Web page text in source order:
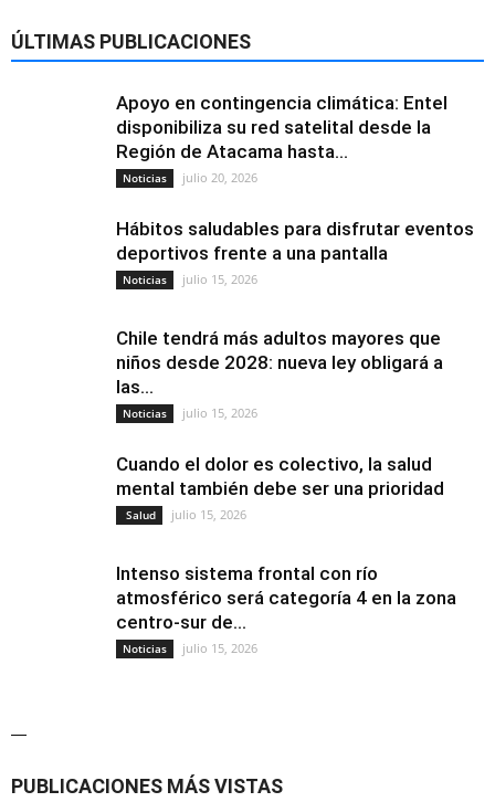
ÚLTIMAS PUBLICACIONES
Apoyo en contingencia climática: Entel
disponibiliza su red satelital desde la
Región de Atacama hasta...
Noticias julio 20, 2026
Hábitos saludables para disfrutar eventos
deportivos frente a una pantalla
Noticias julio 15, 2026
Chile tendrá más adultos mayores que
niños desde 2028: nueva ley obligará a
las...
Noticias julio 15, 2026
Cuando el dolor es colectivo, la salud
mental también debe ser una prioridad
Salud julio 15, 2026
Intenso sistema frontal con río
atmosférico será categoría 4 en la zona
centro-sur de...
Noticias julio 15, 2026
—
PUBLICACIONES MÁS VISTAS